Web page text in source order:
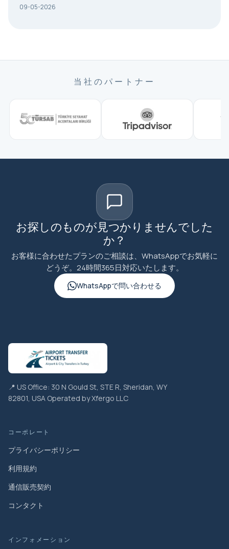
09-05-2026
当社のパートナー
お探しのものが見つかりませんでした
か？
お客様に合わせたプランのご相談は、WhatsAppでお気軽に
どうぞ。24時間365日対応いたします。
WhatsAppで問い合わせる
📍 US Office: 30 N Gould St, STE R, Sheridan, WY
82801, USA Operated by Xfergo LLC
コーポレート
プライバシーポリシー
利用規約
通信販売契約
コンタクト
インフォメーション